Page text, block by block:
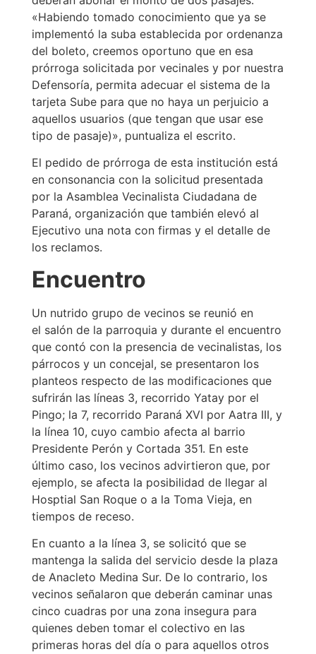
«Habiendo tomado conocimiento que ya se
implementó la suba establecida por ordenanza
del boleto, creemos oportuno que en esa
prórroga solicitada por vecinales y por nuestra
Defensoría, permita adecuar el sistema de la
tarjeta Sube para que no haya un perjuicio a
aquellos usuarios (que tengan que usar ese
tipo de pasaje)», puntualiza el escrito.
El pedido de prórroga de esta institución está
en consonancia con la solicitud presentada
por la Asamblea Vecinalista Ciudadana de
Paraná, organización que también elevó al
Ejecutivo una nota con firmas y el detalle de
los reclamos.
Encuentro
Un nutrido grupo de vecinos se reunió en
el salón de la parroquia y durante el encuentro
que contó con la presencia de vecinalistas, los
párrocos y un concejal, se presentaron los
planteos respecto de las modificaciones que
sufrirán las líneas 3, recorrido Yatay por el
Pingo; la 7, recorrido Paraná XVI por Aatra III, y
la línea 10, cuyo cambio afecta al barrio
Presidente Perón y Cortada 351. En este
último caso, los vecinos advirtieron que, por
ejemplo, se afecta la posibilidad de llegar al
Hosptial San Roque o a la Toma Vieja, en
tiempos de receso.
En cuanto a la línea 3, se solicitó que se
mantenga la salida del servicio desde la plaza
de Anacleto Medina Sur. De lo contrario, los
vecinos señalaron que deberán caminar unas
cinco cuadras por una zona insegura para
quienes deben tomar el colectivo en las
primeras horas del día o para aquellos otros